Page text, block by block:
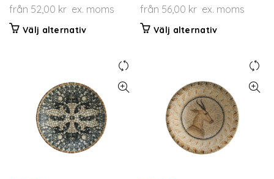
från 52,00 kr ex. moms
Välj alternativDen
flera
varianter.
De
olika
alternativen
kan
från 56,00 kr ex. moms
Välj alternativDen
flera
varianter.
De
olika
alternativen
kan